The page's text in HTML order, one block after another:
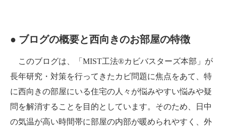
● ブログの概要と西向きのお部屋の特徴
このブログは、「MIST工法®カビバスターズ本部」が
長年研究・対策を行ってきたカビ問題に焦点をあて、特
に西向きの部屋にいる住宅の人々が悩みやすい悩みや疑
問を解消することを目的としています。そのため、日中
の気温が高い時間帯に部屋の内部が暖められやすく、外